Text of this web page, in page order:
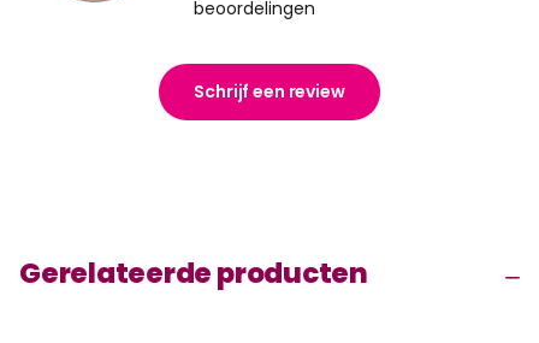
beoordelingen
Schrijf een review
Gerelateerde producten